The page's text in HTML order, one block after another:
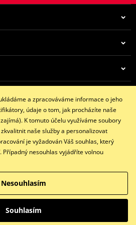
každého článku od vývoje po
výroba zůstává v Japonsku a
do prvovýroby motocyklů jako
Ducati, KTM, Triumph,
na nich top týmy napříč podniky
Dakar a jezdci jako Valentino Rossi či
322 Kč
skladu v ČR
602 341 855
- 16:00 hod.
2026 www.restaracing.cz
práva vyhrazena
na klasickou verzi
a zpracováváme informace o jeho
údaje o tom, jak procházíte naše
K tomuto účelu využíváme soubory
naše služby a personalizovat
je vyžadován Váš souhlas, který
Případný nesouhlas vyjádříte volnou
Nesouhlasím
Souhlasím